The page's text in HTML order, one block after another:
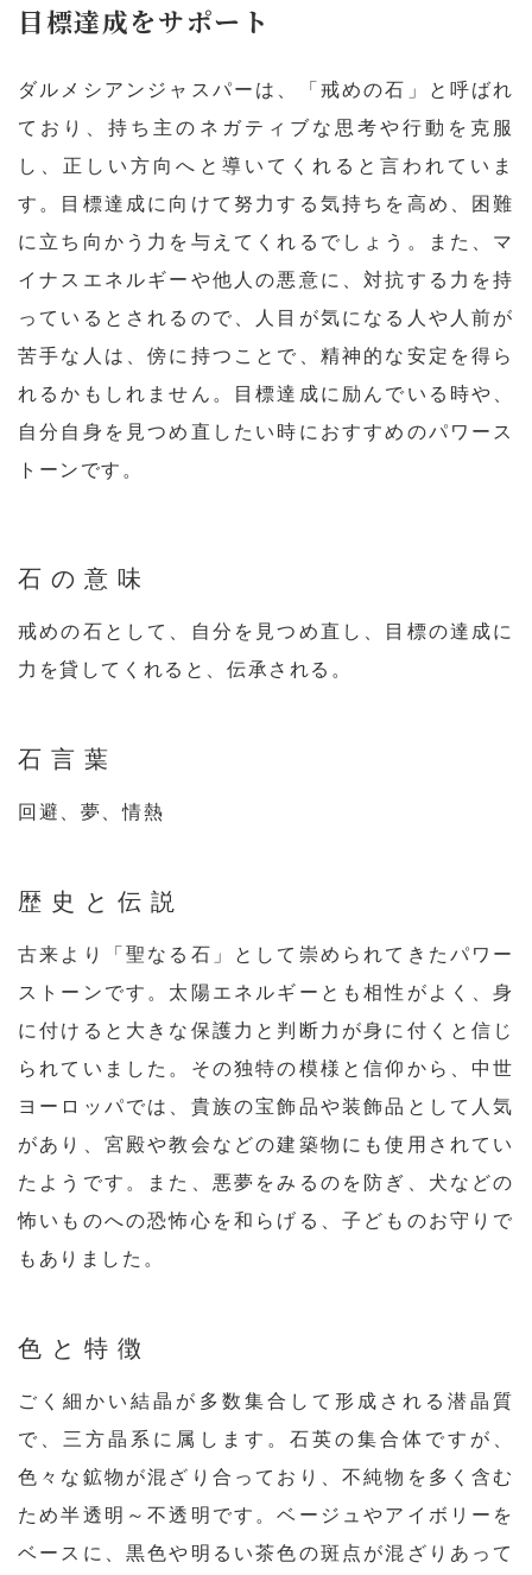
目標達成をサポート
ダルメシアンジャスパーは、「戒めの石」と呼ばれ
ており、持ち主のネガティブな思考や行動を克服
し、正しい方向へと導いてくれると言われていま
す。目標達成に向けて努力する気持ちを高め、困難
に立ち向かう力を与えてくれるでしょう。また、マ
イナスエネルギーや他人の悪意に、対抗する力を持
っているとされるので、人目が気になる人や人前が
苦手な人は、傍に持つことで、精神的な安定を得ら
れるかもしれません。目標達成に励んでいる時や、
自分自身を見つめ直したい時におすすめのパワース
トーンです。
石の意味
戒めの石として、自分を見つめ直し、目標の達成に
力を貸してくれると、伝承される。
石言葉
回避、夢、情熱
歴史と伝説
古来より「聖なる石」として崇められてきたパワー
ストーンです。太陽エネルギーとも相性がよく、身
に付けると大きな保護力と判断力が身に付くと信じ
られていました。その独特の模様と信仰から、中世
ヨーロッパでは、貴族の宝飾品や装飾品として人気
があり、宮殿や教会などの建築物にも使用されてい
たようです。また、悪夢をみるのを防ぎ、犬などの
怖いものへの恐怖心を和らげる、子どものお守りで
もありました。
色と特徴
ごく細かい結晶が多数集合して形成される潜晶質
で、三方晶系に属します。石英の集合体ですが、
色々な鉱物が混ざり合っており、不純物を多く含む
ため半透明～不透明です。ベージュやアイボリーを
ベースに、黒色や明るい茶色の斑点が混ざりあって